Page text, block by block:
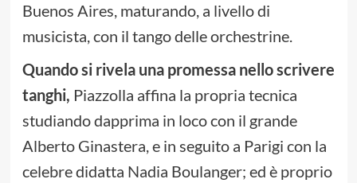
Buenos Aires, maturando, a livello di
musicista, con il tango delle orchestrine.
Quando si rivela una promessa nello scrivere
tanghi, Piazzolla affina la propria tecnica
studiando dapprima in loco con il grande
Alberto Ginastera, e in seguito a Parigi con la
celebre didatta Nadia Boulanger; ed è proprio